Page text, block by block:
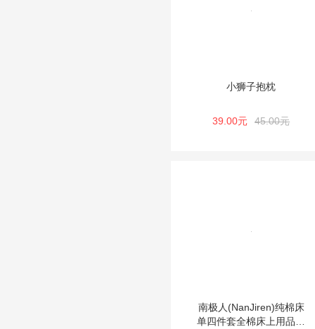
小狮子抱枕
39.00元 45.00元
南极人(NanJiren)纯棉床
单四件套全棉床上用品婚